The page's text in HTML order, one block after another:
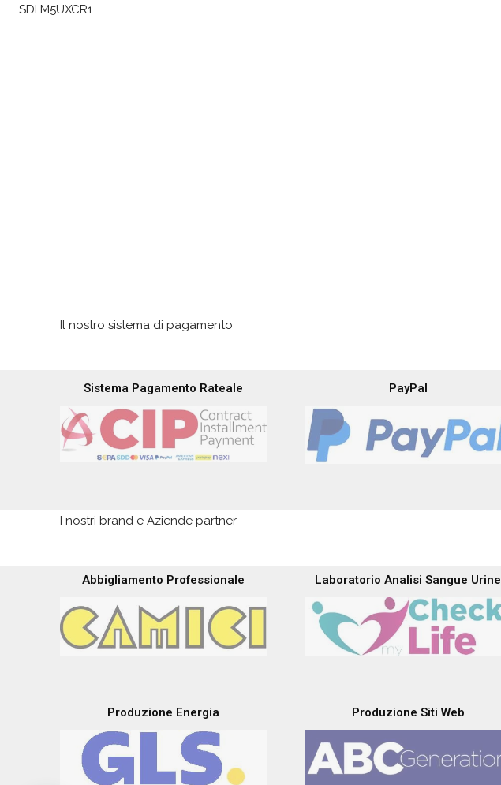
SDI M5UXCR1
Il nostro sistema di pagamento
Sistema Pagamento Rateale PayPal
I nostri brand e Aziende partner
Abbigliamento Professionale Laboratorio Analisi Sangue Urine
Produzione Energia Produzione Siti Web